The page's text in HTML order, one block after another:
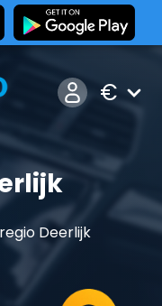
€
Deerlijk